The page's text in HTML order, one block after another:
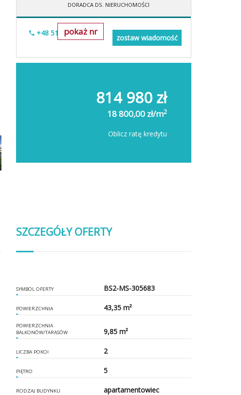
DORADCA DS. NIERUCHOMOŚCI
pokaż nr
+48 518-706-552
zostaw wiadomość
814 980 zł
18 800,00 zł/m2
Oblicz ratę kredytu
SZCZEGÓŁY OFERTY
SYMBOL OFERTY BS2-MS-305683
POWIERZCHNIA 43,35 m²
POWIERZCHNIA
BALKONÓW/TARASÓW
9,85 m²
LICZBA POKOI 2
PIĘTRO 5
RODZAJ BUDYNKU apartamentowiec